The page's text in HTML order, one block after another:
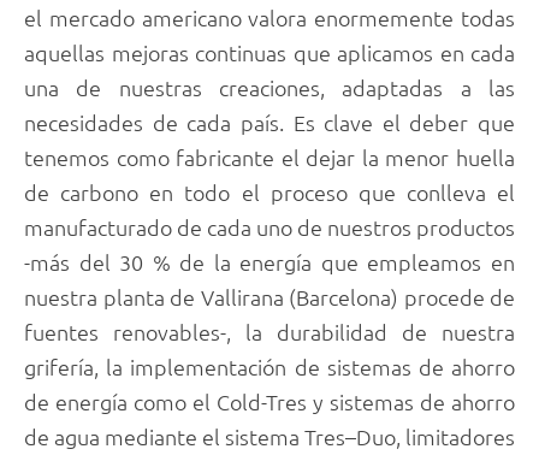
el mercado americano valora enormemente todas
aquellas mejoras continuas que aplicamos en cada
una de nuestras creaciones, adaptadas a las
necesidades de cada país. Es clave el deber que
tenemos como fabricante el dejar la menor huella
de carbono en todo el proceso que conlleva el
manufacturado de cada uno de nuestros productos
-más del 30 % de la energía que empleamos en
nuestra planta de Vallirana (Barcelona) procede de
fuentes renovables-, la durabilidad de nuestra
grifería, la implementación de sistemas de ahorro
de energía como el Cold-Tres y sistemas de ahorro
de agua mediante el sistema Tres–Duo, limitadores